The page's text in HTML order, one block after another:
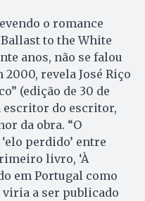
o romance
to the White
anos, não se falou
revela José Riço
(edição de 30 de
escritor do escritor,
da obra. “O
perdido’ entre
livro, ‘À
em Portugal como
viria a ser publicado